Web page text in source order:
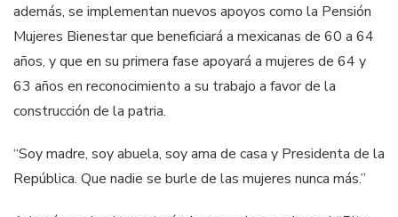
además, se implementan nuevos apoyos como la Pensión
Mujeres Bienestar que beneficiará a mexicanas de 60 a 64
años, y que en su primera fase apoyará a mujeres de 64 y
63 años en reconocimiento a su trabajo a favor de la
construcción de la patria.
“Soy madre, soy abuela, soy ama de casa y Presidenta de la
República. Que nadie se burle de las mujeres nunca más.”